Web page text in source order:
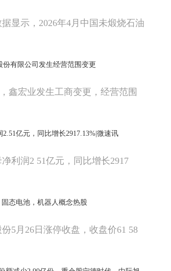
显示，2026年4月中国未煅烧石油
有限公司发生经营范围变更
鑫宏业发生工商变更，经营范围
亿元，同比增长2917.13%|微速讯
利润2 51亿元，同比增长2917
态电池，机器人概念热股
5月26日涨停收盘，收盘价61 58